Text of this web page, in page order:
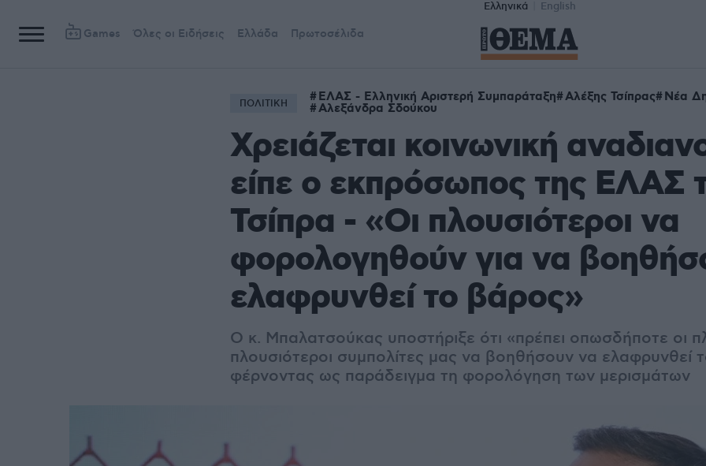
Ελληνικά English
Games Όλες οι Ειδήσεις Ελλάδα Πρωτοσέλιδα
ΠΟΛΙΤΙΚΗ ΕΛΑΣ - Ελληνική Αριστερή Συμπαράταξη Αλέξης Τσίπρας Νέα
Αλεξάνδρα Σδούκου
Χρειάζεται κοινωνική
είπε ο εκπρόσωπος της ΕΛΑΣ
Τσίπρα - «Oι πλουσιότεροι να
φορολογηθούν για να
ελαφρυνθεί το βάρος»
Ο κ. Μπαλατσούκας υποστήριξε ότι «πρέπει οπωσδήποτε οι
πλουσιότεροι συμπολίτες μας να βοηθήσουν να ελαφρυνθεί
φέρνοντας ως παράδειγμα τη φορολόγηση των μερισμάτων